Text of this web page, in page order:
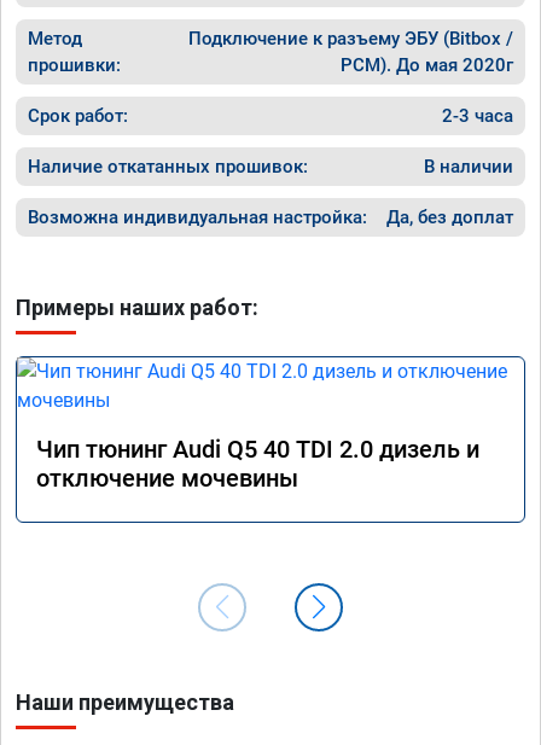
Метод
прошивки:
Подключение к разъему ЭБУ (Bitbox /
PCM). До мая 2020г
Срок работ: 2-3 часа
Наличие откатанных прошивок: В наличии
Возможна индивидуальная настройка: Да, без доплат
Примеры наших работ:
Чип тюнинг Audi Q5 40 TDI 2.0 дизель и
отключение мочевины
Наши преимущества